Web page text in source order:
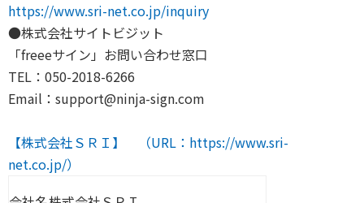
https://www.sri-net.co.jp/inquiry
●株式会社サイトビジット
「freeeサイン」お問い合わせ窓口
TEL：050-2018-6266
Email：support@ninja-sign.com
【株式会社ＳＲＩ】 （URL：https://www.sri-
net.co.jp/）